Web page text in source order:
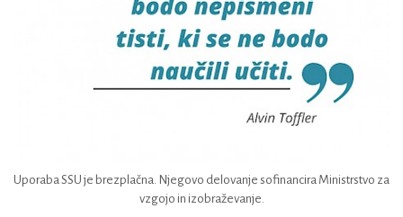
Uporaba SSU je brezplačna. Njegovo delovanje sofinancira Ministrstvo za
vzgojo in izobraževanje.